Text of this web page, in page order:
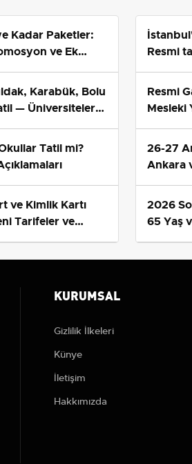
Kadar Paketler:
ve Ek
Karabük, Bolu
— Üniversiteler
Tatil mi?
ve Kimlik Kartı
Tarifeler ve
Resmi
Resmi
Mesleki
26-27
Ankara
2026
65 Yaş
KURUMSAL
Gizlilik İlkeleri
Künye
İletişim
Hakkımızda